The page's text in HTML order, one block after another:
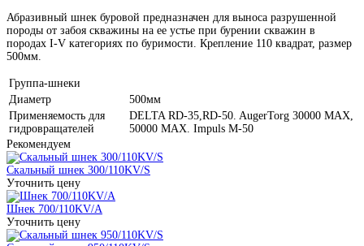
Абразивный шнек буровой предназначен для выноса разрушенной
породы от забоя скважины на ее устье при бурении скважин в
породах I-V категориях по буримости. Крепление 110 квадрат, размер
500мм.
Группа-шнеки
Диаметр
500мм
Применяемость для
гидровращателей
DELTA RD-35,RD-50. AugerTorg 30000 MAX,
50000 MAX. Impuls M-50
Рекомендуем
Скальный шнек 300/110KV/S
Уточнить цену
Шнек 700/110KV/A
Уточнить цену